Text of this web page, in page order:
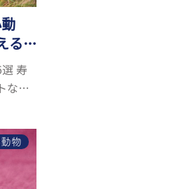
る
寿
など
が長
に特
物